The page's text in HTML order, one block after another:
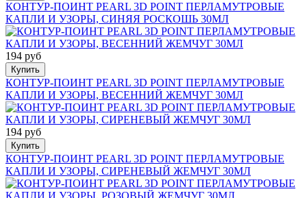
КОНТУР-ПОИНТ PEARL 3D POINT ПЕРЛАМУТРОВЫЕ
КАПЛИ И УЗОРЫ, СИНЯЯ РОСКОШЬ 30МЛ
194 руб
Купить
КОНТУР-ПОИНТ PEARL 3D POINT ПЕРЛАМУТРОВЫЕ
КАПЛИ И УЗОРЫ, ВЕСЕННИЙ ЖЕМЧУГ 30МЛ
194 руб
Купить
КОНТУР-ПОИНТ PEARL 3D POINT ПЕРЛАМУТРОВЫЕ
КАПЛИ И УЗОРЫ, СИРЕНЕВЫЙ ЖЕМЧУГ 30МЛ